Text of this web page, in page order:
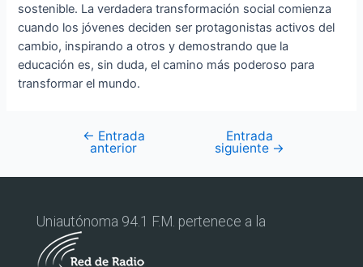
sostenible. La verdadera transformación social comienza
cuando los jóvenes deciden ser protagonistas activos del
cambio, inspirando a otros y demostrando que la
educación es, sin duda, el camino más poderoso para
transformar el mundo.
← Entrada
anterior
Entrada
siguiente →
Uniautónoma 94.1 F.M. pertenece a la